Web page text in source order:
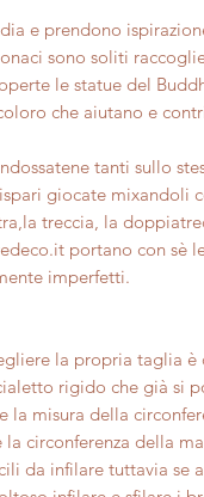
e prendono
sono soliti
le statue del
che aiutano e
tanti sullo
giocate mixandoli
treccia, la
portano con sè
imperfetti.
la propria taglia è
rigido che già si
la misura della
circonferenza della
da infilare tuttavia se